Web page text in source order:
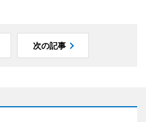
次の記事